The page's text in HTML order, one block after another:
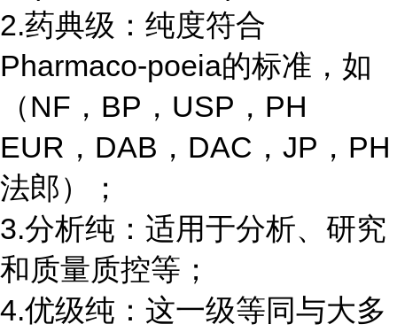
2.药典级：纯度符合
Pharmaco-poeia的标准，如
（NF，BP，USP，PH
EUR，DAB，DAC，JP，PH
法郎）；
3.分析纯：适用于分析、研究
和质量质控等；
4.优级纯：这一级等同与大多